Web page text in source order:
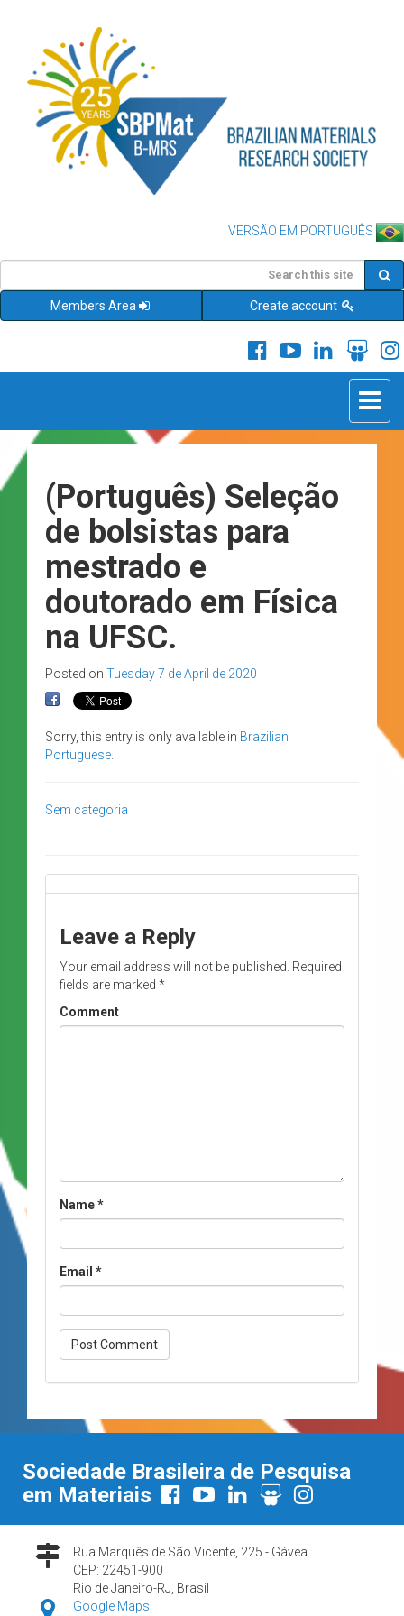
VERSÃO EM PORTUGUÊS
Members Area Create account
Toggle
(Português) Seleção
de bolsistas para
mestrado e
doutorado em Física
na UFSC.
Posted on Tuesday 7 de April de 2020
Sorry, this entry is only available in Brazilian
Portuguese
Sem categoria
Leave a Reply
Your email address will not be published. Required
fields are marked *
Comment
Name*
Email *
Sociedade Brasileira de Pesquisa
em Materiais
Rua Marquês de São Vicente, 225 - Gávea
CEP: 22451-900
Rio de Janeiro-RJ, Brasil
Google Maps